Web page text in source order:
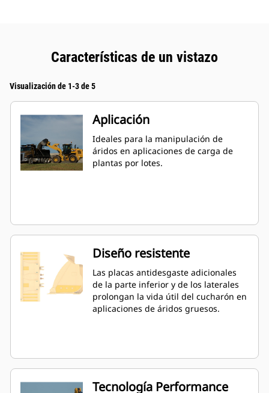
Características de un vistazo
Visualización de 1-3 de 5
Aplicación
Ideales para la manipulación de
áridos en aplicaciones de carga de
plantas por lotes.
Diseño resistente
Las placas antidesgaste adicionales
de la parte inferior y de los laterales
prolongan la vida útil del cucharón en
aplicaciones de áridos gruesos.
Tecnología Performance